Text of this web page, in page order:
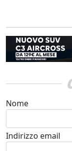
Nome
Indirizzo email